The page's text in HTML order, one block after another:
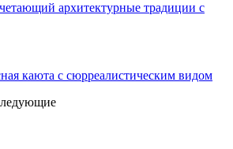
архитектурные традиции с
каюта с сюрреалистическим видом